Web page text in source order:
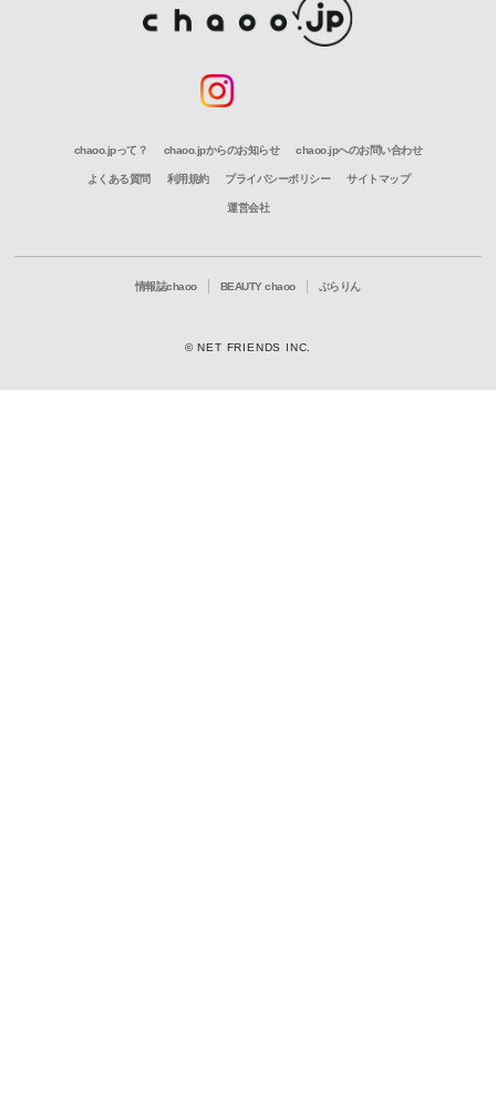
chaoo.jpって？ chaoo.jpからのお知らせ chaoo.jpへのお問い合わせ
よくある質問 利用規約 プライバシーポリシー サイトマップ
運営会社
情報誌chaoo BEAUTY chaoo ぶらりん
© NET FRIENDS INC.